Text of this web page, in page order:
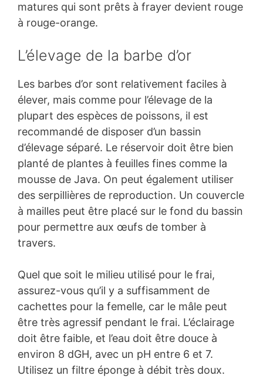
matures qui sont prêts à frayer devient rouge
à rouge-orange.
L’élevage de la barbe d’or
Les barbes d’or sont relativement faciles à
élever, mais comme pour l’élevage de la
plupart des espèces de poissons, il est
recommandé de disposer d’un bassin
d’élevage séparé. Le réservoir doit être bien
planté de plantes à feuilles fines comme la
mousse de Java. On peut également utiliser
des serpillières de reproduction. Un couvercle
à mailles peut être placé sur le fond du bassin
pour permettre aux œufs de tomber à
travers.
Quel que soit le milieu utilisé pour le frai,
assurez-vous qu’il y a suffisamment de
cachettes pour la femelle, car le mâle peut
être très agressif pendant le frai. L’éclairage
doit être faible, et l’eau doit être douce à
environ 8 dGH, avec un pH entre 6 et 7.
Utilisez un filtre éponge à débit très doux.